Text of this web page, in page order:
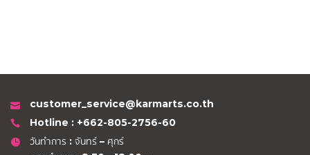
customer_service@karmarts.co.th
Hotline : +662-805-2756-60
วันทำการ : จันทร์ – ศุกร์